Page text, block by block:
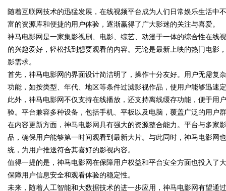
uz
!
随着互联网技术的迅猛发展，在线视频平台成为人们日常娱乐生活中
富的资源库和便捷的用户体验，逐渐赢得了广大影迷的关注与喜爱。
神马电影网是一家集影视剧、电影、综艺、动漫于一体的综合性在线
的兴趣爱好，轻松找到想要观看的内容。无论是最新上映的热门电影
影需求。
首先，神马电影网的界面设计简洁明了，操作十分友好。用户无需复
功能，如按类型、年代、地区等条件过滤影视作品，使用户能够迅速
此外，神马电影网不仅支持在线播放，还支持离线缓存功能，便于用
验。平台兼容多种设备，包括手机、平板以及电脑，覆盖广泛的用户
在内容更新方面，神马电影网具有强大的资源整合能力。平台与多家
品，确保用户能够第一时间观看到最新大片。与此同时，神马电影网
统，为用户推送符合其喜好的影视内容。
值得一提的是，神马电影网在保障用户权益和平台安全方面也投入了
保障用户信息安全和观看体验的稳定性。
未来，随着人工智能和大数据技术的进一步应用，神马电影网有望通
应用 发体系全解析